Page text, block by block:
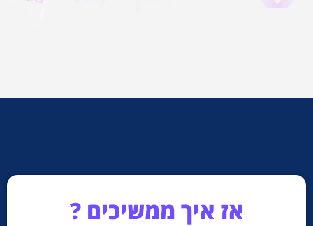
אז איך ממשיכים ?